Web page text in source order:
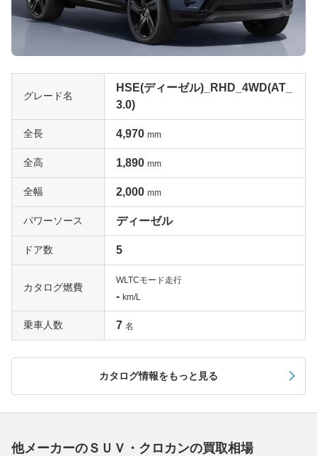
グレード名
HSE(ディーゼル)_RHD_4WD(AT_
3.0)
全長 4,970 mm
全高 1,890 mm
全幅 2,000 mm
パワーソース ディーゼル
ドア数 5
カタログ燃費
WLTCモード走行
- km/L
乗車人数 7 名
カタログ情報をもっと見る
他メーカーのＳＵＶ・クロカンの買取相場